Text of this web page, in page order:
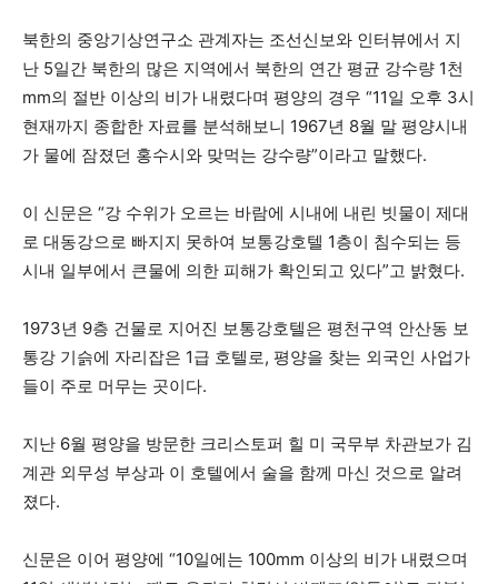
북한의 중앙기상연구소 관계자는 조선신보와 인터뷰에서 지
난 5일간 북한의 많은 지역에서 북한의 연간 평균 강수량 1천
mm의 절반 이상의 비가 내렸다며 평양의 경우 “11일 오후 3시
현재까지 종합한 자료를 분석해보니 1967년 8월 말 평양시내
가 물에 잠졌던 홍수시와 맞먹는 강수량”이라고 말했다.
이 신문은 “강 수위가 오르는 바람에 시내에 내린 빗물이 제대
로 대동강으로 빠지지 못하여 보통강호텔 1층이 침수되는 등
시내 일부에서 큰물에 의한 피해가 확인되고 있다”고 밝혔다.
1973년 9층 건물로 지어진 보통강호텔은 평천구역 안산동 보
통강 기슭에 자리잡은 1급 호텔로, 평양을 찾는 외국인 사업가
들이 주로 머무는 곳이다.
지난 6월 평양을 방문한 크리스토퍼 힐 미 국무부 차관보가 김
계관 외무성 부상과 이 호텔에서 술을 함께 마신 것으로 알려
졌다.
신문은 이어 평양에 “10일에는 100mm 이상의 비가 내렸으며